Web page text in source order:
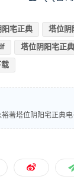
阳宅正典 塔位阴
塔位阴阳宅正
载
裕著塔位阴阳宅正典